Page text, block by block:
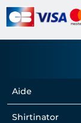
Aide
Shirtinator